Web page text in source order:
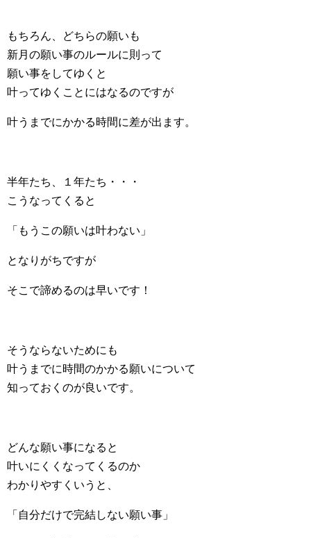
もちろん、どちらの願いも
新月の願い事のルールに則って
願い事をしてゆくと
叶ってゆくことにはなるのですが
叶うまでにかかる時間に差が出ます。
半年たち、１年たち・・・
こうなってくると
「もうこの願いは叶わない」
となりがちですが
そこで諦めるのは早いです！
そうならないためにも
叶うまでに時間のかかる願いについて
知っておくのが良いです。
どんな願い事になると
叶いにくくなってくるのか
わかりやすくいうと、
「自分だけで完結しない願い事」